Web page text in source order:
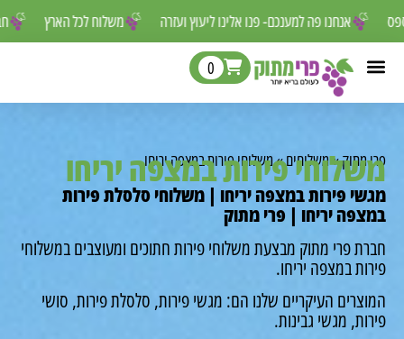
משלוח לכל הארץ אנחנו פה למענכם- פנו אלינו ליעוץ ועזרה לפספס
0
»משלוחים»משלוחי פירות במצפה יריחו
פירות במצפה יריחו
פירות במצפה יריחו | משלוחי סלסלת פירות
יריחו | פרי מתוק
פרי מתוק מבצעת משלוחי פירות חתוכים ומעוצבים במשלוחי
במצפה יריחו.
העיקריים שלנו הם: מגשי פירות, סלסלת פירות, סושי
מגשי גבינות.